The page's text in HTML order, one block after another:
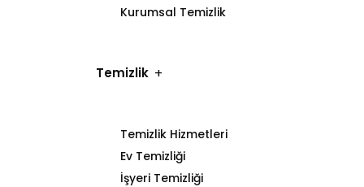
Kurumsal Temizlik
Temizlik
Temizlik Hizmetleri
Ev Temizliği
İşyeri Temizliği